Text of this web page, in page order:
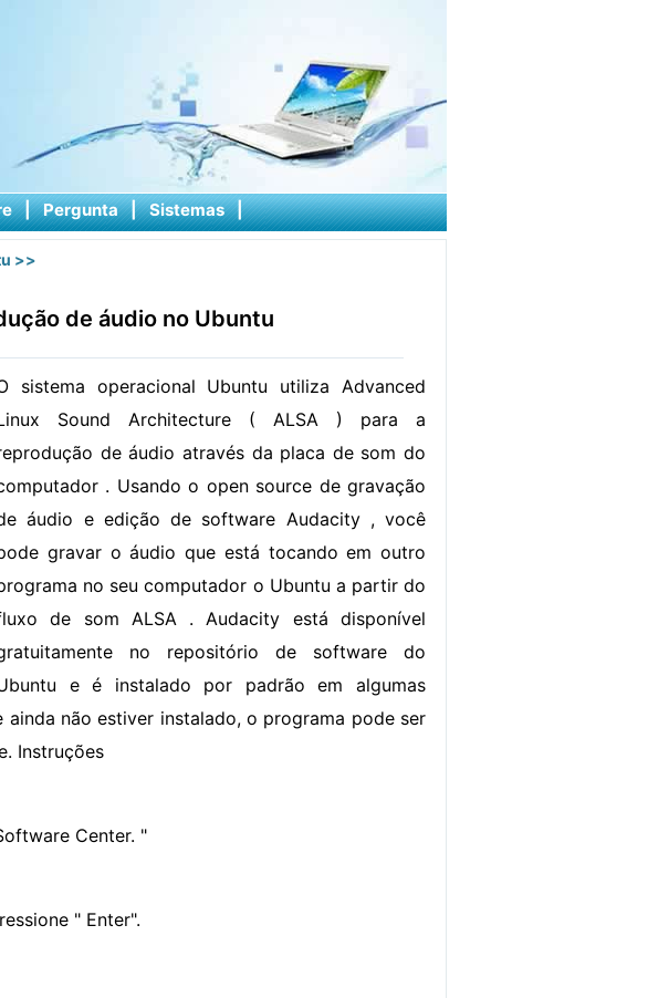
| Pergunta | Sistemas |
>>
de áudio no Ubuntu
sistema operacional Ubuntu utiliza Advanced
Sound Architecture ( ALSA ) para a
de áudio através da placa de som do
. Usando o open source de gravação
áudio e edição de software Audacity , você
gravar o áudio que está tocando em outro
no seu computador o Ubuntu a partir do
de som ALSA . Audacity está disponível
no repositório de software do
e é instalado por padrão em algumas
não estiver instalado, o programa pode ser
Instruções
Center. "
" Enter".